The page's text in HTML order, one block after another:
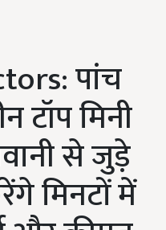
पांच
मिनी
से जुड़े
मिनटों में